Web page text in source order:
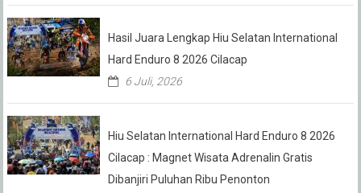
Hasil Juara Lengkap Hiu Selatan International
Hard Enduro 8 2026 Cilacap
6 Juli, 2026
Hiu Selatan International Hard Enduro 8 2026
Cilacap : Magnet Wisata Adrenalin Gratis
Dibanjiri Puluhan Ribu Penonton